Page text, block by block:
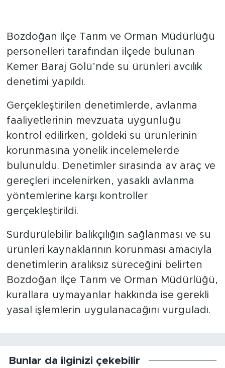
Bozdoğan İlçe Tarım ve Orman Müdürlüğü
personelleri tarafından ilçede bulunan
Kemer Baraj Gölü’nde su ürünleri avcılık
denetimi yapıldı.
Gerçekleştirilen denetimlerde, avlanma
faaliyetlerinin mevzuata uygunluğu
kontrol edilirken, göldeki su ürünlerinin
korunmasına yönelik incelemelerde
bulunuldu. Denetimler sırasında av araç ve
gereçleri incelenirken, yasaklı avlanma
yöntemlerine karşı kontroller
gerçekleştirildi.
Sürdürülebilir balıkçılığın sağlanması ve su
ürünleri kaynaklarının korunması amacıyla
denetimlerin aralıksız süreceğini belirten
Bozdoğan İlçe Tarım ve Orman Müdürlüğü,
kurallara uymayanlar hakkında ise gerekli
yasal işlemlerin uygulanacağını vurguladı.
Bunlar da ilginizi çekebilir